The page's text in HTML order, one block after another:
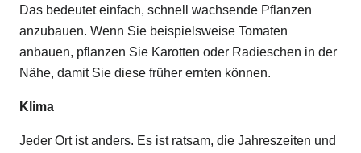
Das bedeutet einfach, schnell wachsende Pflanzen
anzubauen. Wenn Sie beispielsweise Tomaten
anbauen, pflanzen Sie Karotten oder Radieschen in der
Nähe, damit Sie diese früher ernten können.
Klima
Jeder Ort ist anders. Es ist ratsam, die Jahreszeiten und